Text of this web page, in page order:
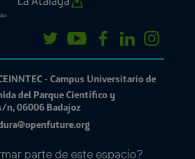
- Campus Universitario de
del Parque Científico y
n, 06006 Badajoz
parte de este espacio?